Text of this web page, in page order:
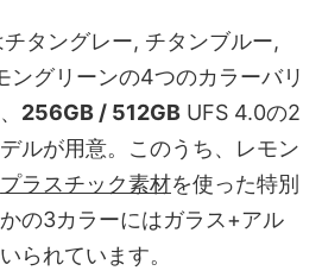
チタングレー, チタンブルー,
ングリーンの4つのカラーバリ
256GB / 512GB UFS 4.0の2
ルが用意。このうち、レモン
プラスチック素材を使った特別
の3カラーにはガラス+アル
られています。